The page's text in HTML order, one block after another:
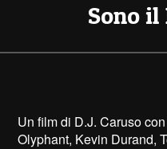
Sono
Un film di D.J. Caruso
Olyphant, Kevin Durand,